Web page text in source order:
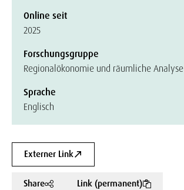
Online seit
2025
Forschungsgruppe
Regionalökonomie und räumliche Analyse
Sprache
Englisch
Externer Link
Share Link (permanent)